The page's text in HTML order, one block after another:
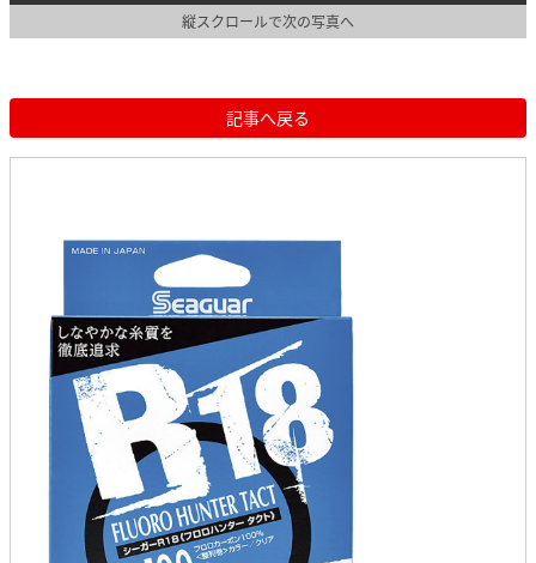
縦スクロールで次の写真へ
記事へ戻る